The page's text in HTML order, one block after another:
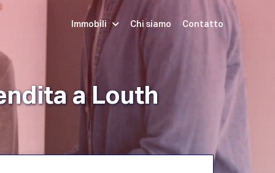
Immobili Chi siamo Contatto
a Louth